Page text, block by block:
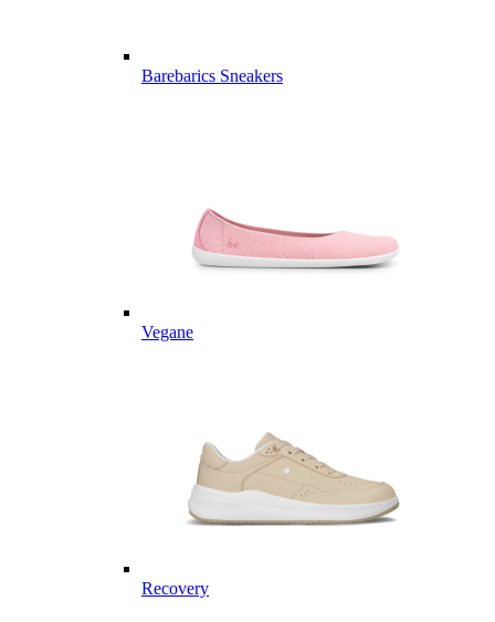
Barebarics Sneakers
Vegane
Recovery